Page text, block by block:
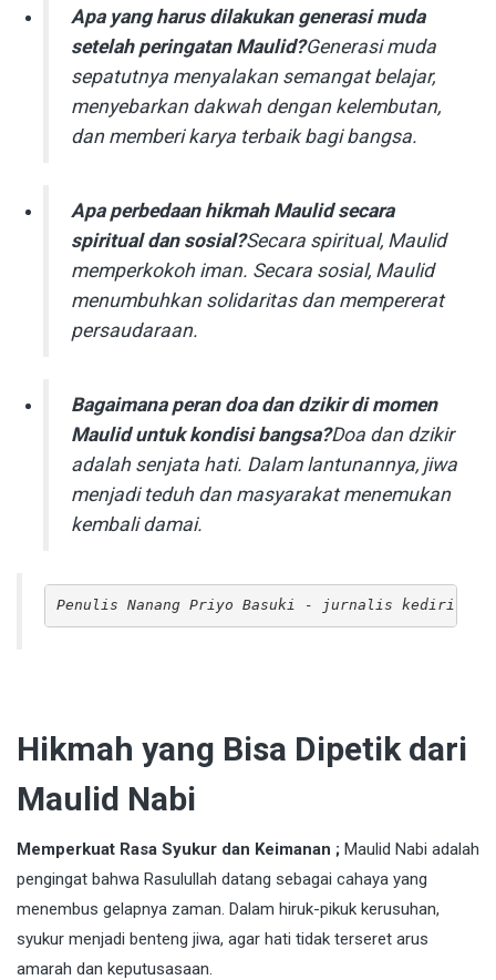
Apa yang harus dilakukan generasi muda
setelah peringatan Maulid?Generasi muda
sepatutnya menyalakan semangat belajar,
menyebarkan dakwah dengan kelembutan,
dan memberi karya terbaik bagi bangsa.
Apa perbedaan hikmah Maulid secara
spiritual dan sosial?Secara spiritual, Maulid
memperkokoh iman. Secara sosial, Maulid
menumbuhkan solidaritas dan mempererat
persaudaraan.
Bagaimana peran doa dan dzikir di momen
Maulid untuk kondisi bangsa?Doa dan dzikir
adalah senjata hati. Dalam lantunannya, jiwa
menjadi teduh dan masyarakat menemukan
kembali damai.
Penulis Nanang Priyo Basuki - jurnalis
Hikmah yang Bisa Dipetik dari
Maulid Nabi
Memperkuat Rasa Syukur dan Keimanan ; Maulid Nabi adalah
pengingat bahwa Rasulullah datang sebagai cahaya yang
menembus gelapnya zaman. Dalam hiruk-pikuk kerusuhan,
syukur menjadi benteng jiwa, agar hati tidak terseret arus
amarah dan keputusasaan.